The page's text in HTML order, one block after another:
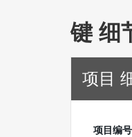
键 细
项目
项目编号